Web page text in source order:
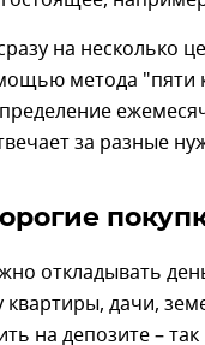
на несколько
метода "пяти
за разные
откладывать
дачи,
на депозите –